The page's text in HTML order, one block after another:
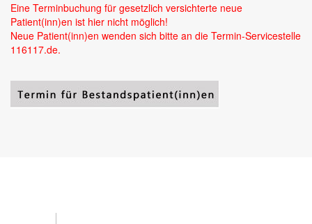
Eine Terminbuchung für gesetzlich versichterte neue
Patient(inn)en ist hier nicht möglich!
Neue Patient(inn)en wenden sich bitte an die Termin-Servicestelle
116117.de.